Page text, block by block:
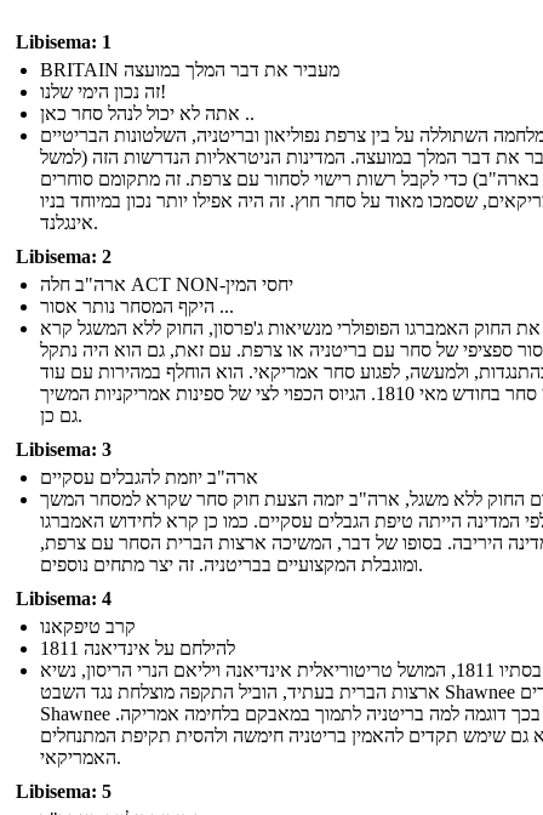
Libisema: 1
BRITAIN מעביר את דבר המלך במועצה
זה נכון הימי שלנו!
אתה לא יכול לנהל סחר כאן ..
השתוללה על בין צרפת נפוליאון ובריטניה, השלטונות הבריטיים
את דבר המלך במועצה. המדינות הניטראליות הנדרשות הזה (למשל
בארה"ב) כדי לקבל רשות רישוי לסחור עם צרפת. זה מתקומם סוחרים
שסמכו מאוד על סחר חוץ. זה היה אפילו יותר נכון במיוחד בניו
אינגלנד.
Libisema: 2
ארה"ב חלה ACT NON-יחסי המין
היקף המסחר נותר אסור ...
את החוק האמברגו הפופולרי מנשיאות ג'פרסון, החוק ללא המשגל קרא
ספציפי של סחר עם בריטניה או צרפת. עם זאת, גם הוא היה נתקל
ולמעשה, לפגוע סחר אמריקאי. הוא הוחלף במהירות עם עוד
חשבון סחר בחודש מאי 1810. הגיוס הכפוי לצי של ספינות אמריקניות המשיך
גם כן.
Libisema: 3
ארה"ב יוזמת להגבלים עסקיים
החוק ללא משגל, ארה"ב יזמה הצעת חוק סחר שקרא למסחר המשך
המדינה הייתה טיפת הגבלים עסקיים. כמו כן קרא לחידוש האמברגו
היריבה. בסופו של דבר, המשיכה ארצות הברית הסחר עם צרפת,
ומוגבלת המקצועיים בבריטניה. זה יצר מתחים נוספים.
Libisema: 4
קרב טיפקאנו
להילחם על אינדיאנה 1811
בסתיו 1811, המושל טריטוריאלית אינדיאנה ויליאם הנרי הריסון, נשיא
ארצות הברית בעתיד, הוביל התקפה מוצלחת נגד השבט Shawnee הילידים.
Shawnee ראה בכך דוגמה למה בריטניה לתמוך במאבקם בלחימה אמריקה.
גם שימש תקדים להאמין בריטניה חימשה ולהסית תקיפת המתנחלים
האמריקאי.
Libisema: 5